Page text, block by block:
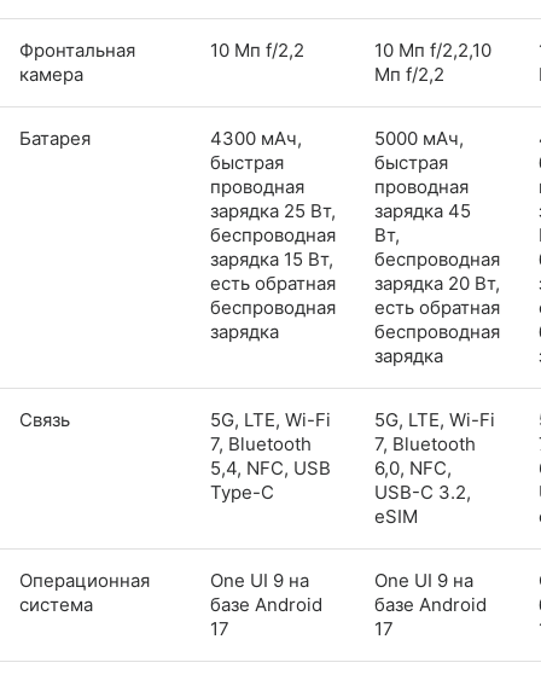
Фронтальная
камера
10 Мп f/2,2
10 Мп f/2,2,10
Мп f/2,2
Батарея
4300 мАч,
быстрая
проводная
зарядка 25 Вт,
беспроводная
зарядка 15 Вт,
есть обратная
беспроводная
зарядка
5000 мАч,
быстрая
проводная
зарядка 45
Вт,
беспроводная
зарядка 20 Вт,
есть обратная
беспроводная
зарядка
Связь
5G, LTE, Wi-Fi
7, Bluetooth
5,4, NFC, USB
Type-C
5G, LTE, Wi-Fi
7, Bluetooth
6,0, NFC,
USB-C 3.2,
eSIM
Операционная
система
One UI 9 на
базе Android
17
One UI 9 на
базе Android
17